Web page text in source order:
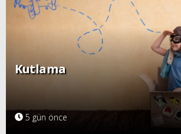
Kutlama
5 gün önce